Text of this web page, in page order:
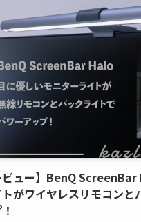
ビュー】BenQ
トがワイヤレスリモコン